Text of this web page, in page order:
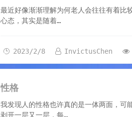
最近好像渐渐理解为何老人会往往有着比
心态，其实是随着…
2023/2/8 InvictusChen
2023/1/29
性格
我发现人的性格也许真的是一体两面，可
剥开一层又一层，每…